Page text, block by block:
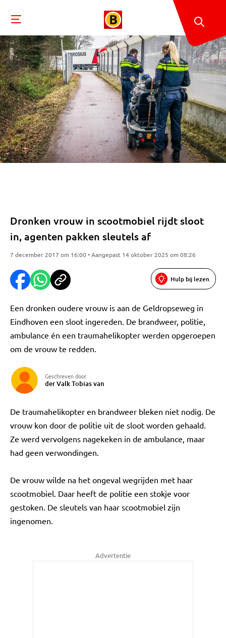
Dronken vrouw in scootmobiel rijdt sloot
in, agenten pakken sleutels af
7 december 2017 om 16:00 • Aangepast 14 oktober 2025 om 08:26
Hulp bij lezen
Een dronken oudere vrouw is aan de Geldropseweg in
Eindhoven een sloot ingereden. De brandweer, politie,
ambulance én een traumahelikopter werden opgeroepen
om de vrouw te redden.
Geschreven door
der Valk Tobias van
De traumahelikopter en brandweer bleken niet nodig. De
vrouw kon door de politie uit de sloot worden gehaald.
Ze werd vervolgens nagekeken in de ambulance, maar
had geen verwondingen.
De vrouw wilde na het ongeval wegrijden met haar
scootmobiel. Daar heeft de politie een stokje voor
gestoken. De sleutels van haar scootmobiel zijn
ingenomen.
Advertentie